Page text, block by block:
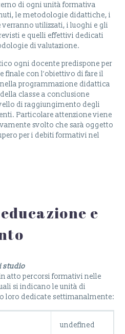
di ogni unità formativa
le metodologie didattiche, i
utilizzati, i luoghi e gli
e quelli effettivi dedicati
di valutazione.
ogni docente predispone per
finale con l’obiettivo di fare il
programmazione didattica
classe a conclusione
di raggiungimento degli
Particolare attenzione viene
svolto che sarà oggetto
per i debiti formativi nel
e
studio
atto percorsi formativi nelle
si indicano le unità di
loro dedicate settimanalmente:
undefined